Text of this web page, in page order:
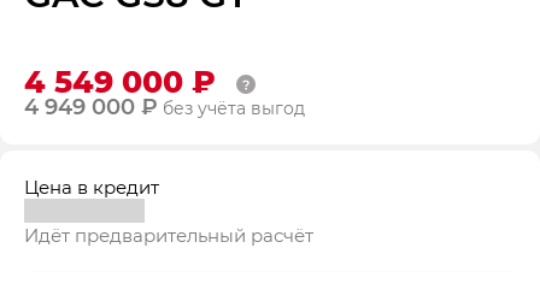
4 549 000 ₽
4 949 000 ₽ без учёта выгод
Цена в кредит
Идёт предварительный расчёт